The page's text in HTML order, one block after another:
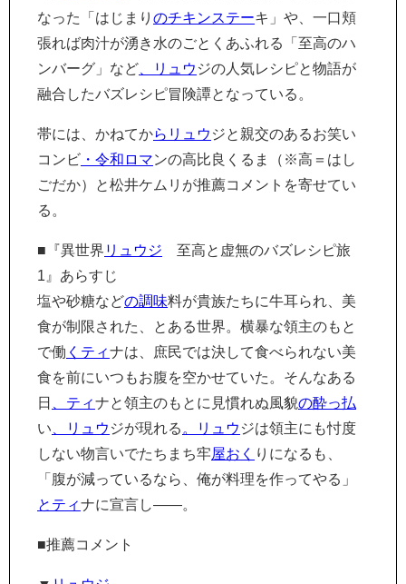
なった「はじまり のチキ ンステーキ」や、一口頬
張れば肉汁が湧き水のごとくあふれる「至高のハ
ンバーグ」など 、リュウ ジの人気レシピと物語が
融合したバズレシピ冒険譚となっている。
帯には、かねてからリュウ ジと親交のあるお笑い
コンビ ・令和ロマンの高比良くるま（※高＝はし
ごだか）と松井ケムリが推薦コメントを寄せてい
る。
■『異世界 リュウジ 至高と虚無のバズレシピ旅
1』あらすじ
塩や砂糖などの調味料が貴族たちに牛耳られ、美
食が制限された、とある世界。横暴な領主のもと
で働 くティナは、庶民では決して食べられない美
食を前にいつもお腹を空かせていた。そんなある
日
、ティナと領主のもとに見慣れぬ風貌の酔っ払
い 、リュウ ジが現れる 。リュウ ジは領主にも忖度
しない物言いでたちまち牢屋おく りになるも、
「腹が減っているなら、俺が料理を作ってやる」
とティナに宣言し――。
■推薦コメント